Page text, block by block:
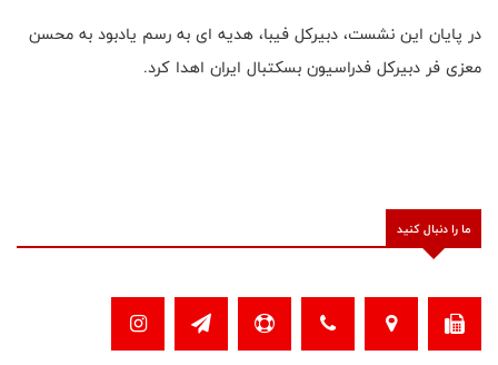
در پایان این نشست، دبیرکل فیبا، هدیه ای به رسم یادبود به محسن
معزی فر دبیرکل فدراسیون بسکتبال ایران اهدا کرد.
ما را دنبال کنید